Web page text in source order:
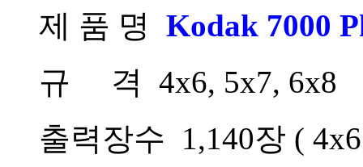
제 품 명 Kodak 7000
규 격 4x6, 5x7, 6x8
출력장수 1,140장 (